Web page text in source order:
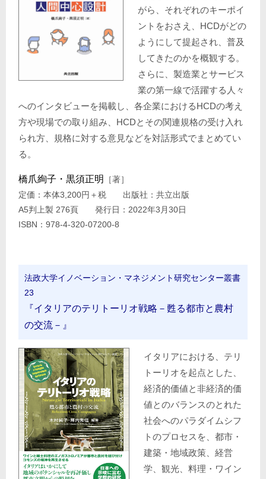
がら、それぞれのキーポイ
ントをおさえ、HCDがどの
ようにして提起され、普及
してきたのかを概観する。
さらに、製造業とサービス
業の第一線で活躍する人々
へのインタビューを掲載し、各企業におけるHCDの考え
方や現場での取り組み、HCDとその関連規格の受け入れ
られ方、規格に対する意見などを対話形式でまとめてい
る。
橋爪絢子・黒須正明
［著］
定価：本体3,200円＋税 出版社：共立出版
A5判上製 276頁 発行日：2022年3月30日
ISBN：978-4-320-07200-8
法政大学イノベーション・マネジメント研究センター叢書
23
『イタリアのテリトーリオ戦略－甦る都市と農村
の交流－』
イタリアにおける、テリ
トーリオを起点とした、
経済的価値と非経済的価
値とのバランスのとれた
社会へのパラダイムシフ
トのプロセスを、都市・
建築・地域政策、経営
学、観光、料理・ワイン